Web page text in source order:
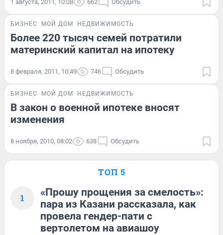
1 августа, 2011, 10:08 662 Обсудить
БИЗНЕС МОЙ ДОМ НЕДВИЖИМОСТЬ
Более 220 тысяч семей потратили
материнский капитал на ипотеку
8 февраля, 2011, 10:49 746 Обсудить
БИЗНЕС МОЙ ДОМ НЕДВИЖИМОСТЬ
В закон о военной ипотеке вносят
изменения
8 ноября, 2010, 08:02 638 Обсудить
ТОП 5
1
«Прошу прощения за смелость»:
пара из Казани рассказала, как
провела гендер-пати с
вертолетом на авиашоу